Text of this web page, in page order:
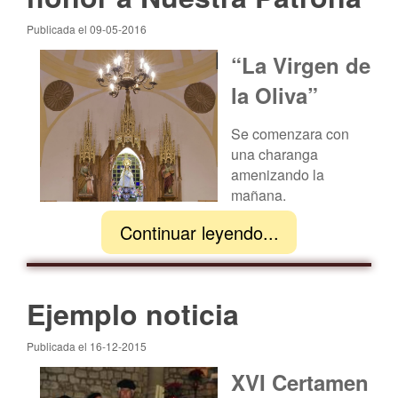
Publicada el 09-05-2016
“La Virgen de
la Oliva”
Se comenzara con
una charanga
amenizando la
mañana.
Parada para comer, y
vuelta a empezar,
hasta la hora de degustar nuestra famosa y rica
Para hacer bien la disgestión Baile, amenizado por la
Continuar leyendo...
Ejemplo noticia
Publicada el 16-12-2015
XVI Certamen